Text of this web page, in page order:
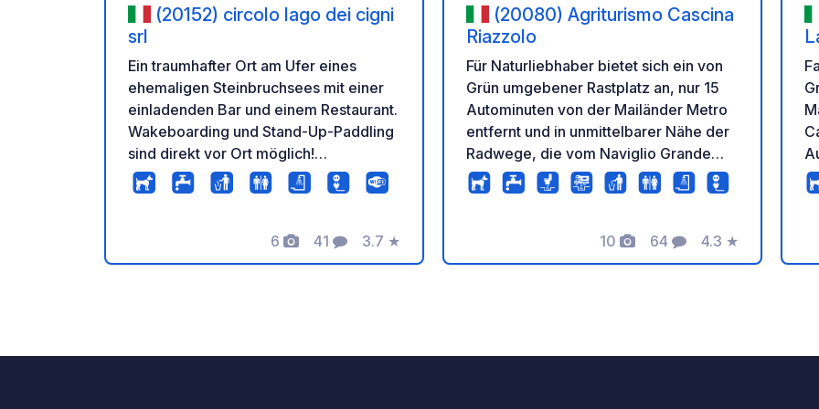
(20152) circolo lago dei cigni
srl
Ein traumhafter Ort am Ufer eines
ehemaligen Steinbruchsees mit einer
einladenden Bar und einem Restaurant.
Wakeboarding und Stand-Up-Paddling
sind direkt vor Ort möglich!
Entspannung pur am Seeufer unweit
von Mailand. Ein wirklich einzigartiger
6
Fotos
41
Kommentare
3.7
Bewertung
★
(20080) Agriturismo Cascina
Riazzolo
Für Naturliebhaber bietet sich ein von
Grün umgebener Rastplatz an, nur 15
Autominuten von der Mailänder Metro
entfernt und in unmittelbarer Nähe der
Radwege, die vom Naviglio Grande
zum Ticino, nach Mailand und Pavia
führen. Vom Rastplatz aus können Sie
Waldes „Boschi di Riazzolo“ und die
Pappelhaine des Guts zu Fuß erkunden.
10
Fotos
64
Kommentare
4.3
Bewertung
★